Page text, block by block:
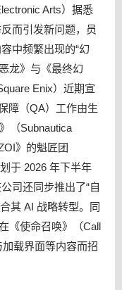
Arts）据悉
而引发新问题，员
中频繁出现的“幻
龙》与《最终幻
Enix）近期宣
障（QA）工作由生
（Subnautica
》的魁匠团
于 2026 年下半年
司还同步推出了“自
其 AI 战略转型。同
《使命召唤》（Call
载界面等内容而招